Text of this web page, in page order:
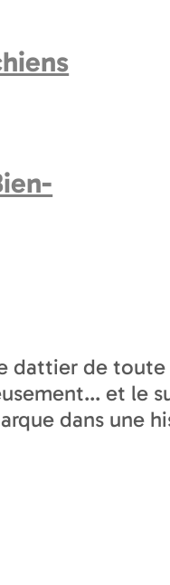
en
Vincent
à fait original,
dattier de
et le
dans une